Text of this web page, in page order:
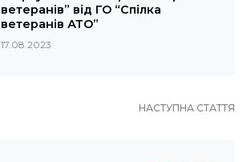
ветеранів” від ГО “Спілка
ветеранів АТО”
17.08.2023
НАСТУПНА СТАТТЯ